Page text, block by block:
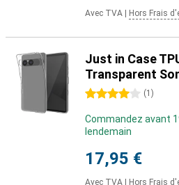
Avec TVA Hors Frais
Just in Case
Transparent
4 étoiles (1 )
Commandez avant
lendemain
17,95 €
Avec TVA Hors Frais